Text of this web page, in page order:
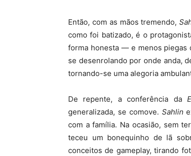
Então, com as mãos tremendo,
como foi batizado, é o
forma honesta — e menos piegas
se desenrolando por onde anda,
tornando-se uma alegoria
De repente, a conferência da
generalizada, se comove. Sahlin
com a família. Na ocasião, sem
teceu um bonequinho de lã
conceitos de gameplay, tirando